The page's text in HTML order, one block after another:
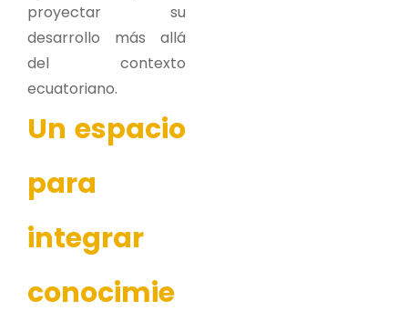
proyectar su
desarrollo más allá
del contexto
ecuatoriano.
Un espacio
para
integrar
conocimie